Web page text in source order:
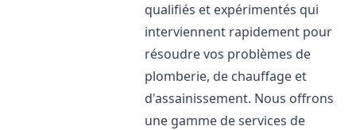
qualifiés et expérimentés qui
interviennent rapidement pour
résoudre vos problèmes de
plomberie, de chauffage et
d'assainissement. Nous offrons
une gamme de services de